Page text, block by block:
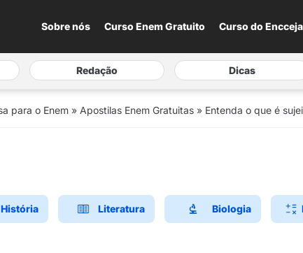
Sobre nós Curso Enem Gratuito Curso do Encceja
Redação Dicas
para o Enem » Apostilas Enem Gratuitas » Entenda o que é
História Literatura Biologia